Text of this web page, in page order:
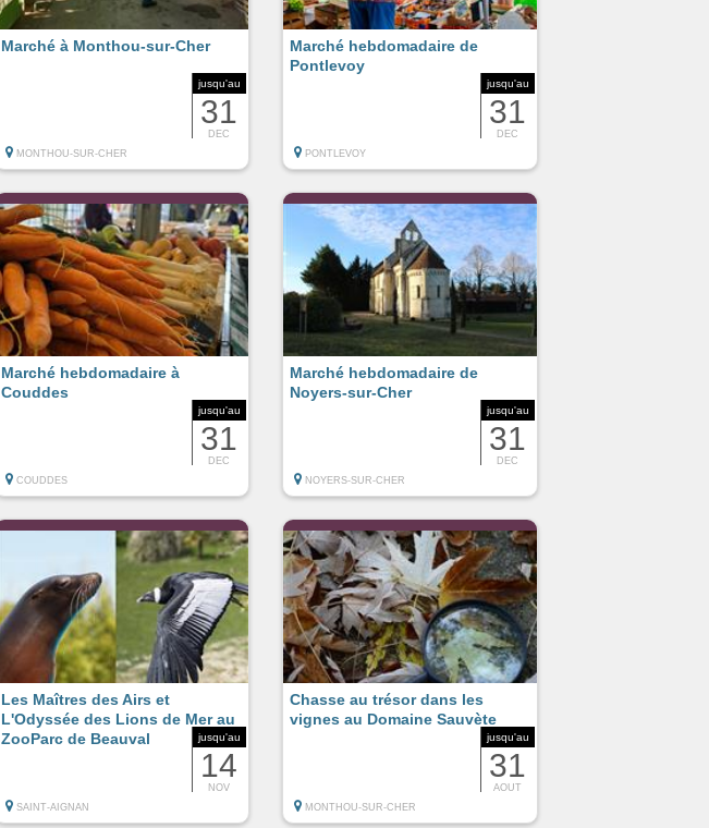
jusqu'au
31
DEC
Marché à Monthou-sur-Cher
MONTHOU-SUR-CHER
jusqu'au
31
DEC
Marché hebdomadaire de
Pontlevoy
PONTLEVOY
jusqu'au
31
DEC
Marché hebdomadaire à
Couddes
COUDDES
jusqu'au
31
DEC
Marché hebdomadaire de
Noyers-sur-Cher
NOYERS-SUR-CHER
jusqu'au
14
NOV
Les Maîtres des Airs et
L'Odyssée des Lions de Mer au
ZooParc de Beauval
SAINT-AIGNAN
jusqu'au
31
AOUT
Chasse au trésor dans les
vignes au Domaine Sauvète
MONTHOU-SUR-CHER